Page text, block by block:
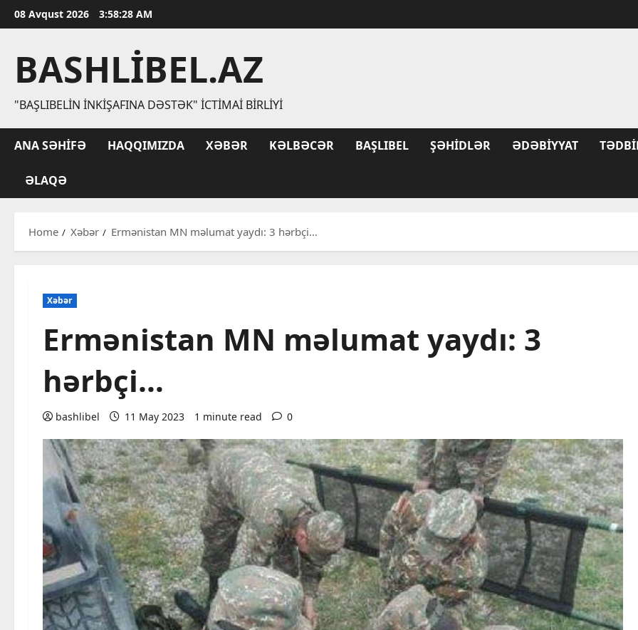
Skip
to
08 Avqust 2026 3:58:29 AM
BASHLIBEL.AZ
"BAŞLIBELIN İNKIŞAFINA DƏSTƏK" İCTIMAI BIRLIYI
ANA SƏHIFƏ HAQQIMIZDA XƏBƏR KƏLBƏCƏR BAŞLIBEL ŞƏHIDLƏR ƏDƏBIYYAT
ƏLAQƏ
Home Xəbər Ermənistan MN məlumat yaydı: 3 hərbçi…
Xəbər
Ermənistan MN məlumat yaydı: 3
hərbçi…
bashlibel 11 May 2023 1 minute read 0